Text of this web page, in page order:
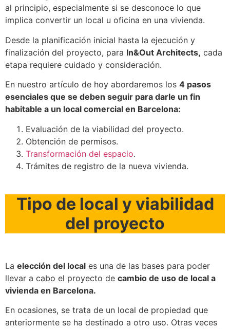
al principio, especialmente si se desconoce lo que
implica convertir un local u oficina en una vivienda.
Desde la planificación inicial hasta la ejecución y
finalización del proyecto, para In&Out Architects, cada
etapa requiere cuidado y consideración.
En nuestro artículo de hoy abordaremos los 4 pasos
esenciales que se deben seguir para darle un fin
habitable a un local comercial en Barcelona:
Evaluación de la viabilidad del proyecto.
Obtención de permisos.
Transformación del espacio.
Trámites de registro de la nueva vivienda.
Tipo de local y viabilidad
del proyecto
La elección del local es una de las bases para poder
llevar a cabo el proyecto de cambio de uso de local a
vivienda en Barcelona.
En ocasiones, se trata de un local de propiedad que
anteriormente se ha destinado a otro uso. Otras veces